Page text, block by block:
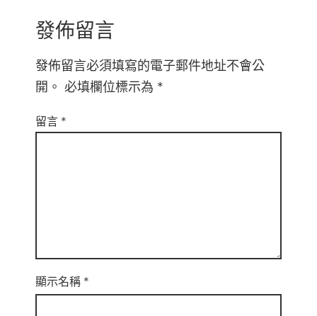
發佈留言
發佈留言必須填寫的電子郵件地址不會公
開。 必填欄位標示為 *
留言 *
顯示名稱 *